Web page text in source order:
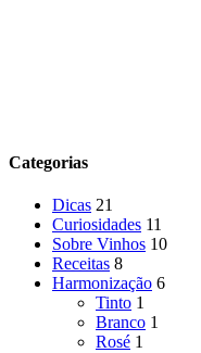
Categorias
Dicas 21
Curiosidades 11
Sobre Vinhos 10
Receitas 8
Harmonização 6
Tinto 1
Branco 1
Rosé 1